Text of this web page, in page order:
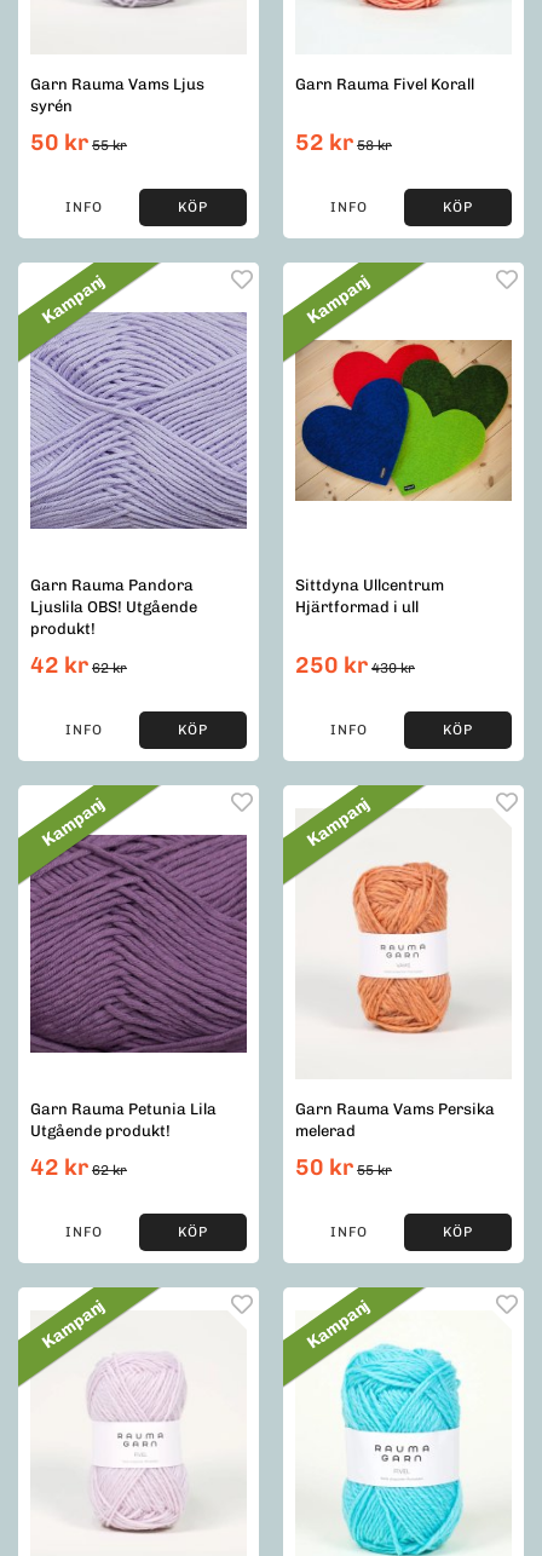
Garn Rauma Vams Ljus
syrén
50 kr 55 kr
INFO KÖP
Garn Rauma Fivel Korall
52 kr 58 kr
INFO KÖP
Kampanj
Garn Rauma Pandora
Ljuslila OBS! Utgående
produkt!
42 kr 62 kr
INFO KÖP
Kampanj
Sittdyna Ullcentrum
Hjärtformad i ull
250 kr 430 kr
INFO KÖP
Kampanj
Garn Rauma Petunia Lila
Utgående produkt!
42 kr 62 kr
INFO KÖP
Kampanj
Garn Rauma Vams Persika
melerad
50 kr 55 kr
INFO KÖP
Kampanj Kampanj